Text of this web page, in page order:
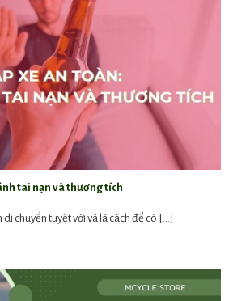
tai nạn và thương tích
chuyển tuyệt vời và là cách để có [...]